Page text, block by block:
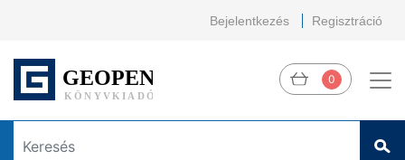
Bejelentkezés Regisztráció
0